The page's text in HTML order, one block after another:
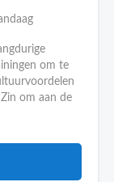
om te
om aan de